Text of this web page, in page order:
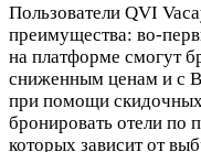
Пользователи QVI
преимущества: во-
на платформе смогут
сниженным ценам и с
при помощи
бронировать отели по
которых зависит от